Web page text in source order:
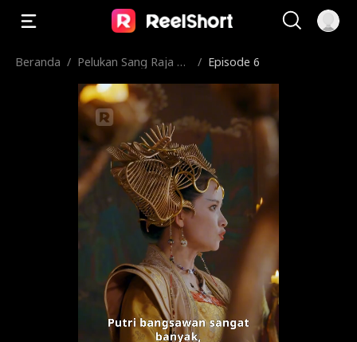
Beranda / Pelukan Sang Raja Ul
/ Episode 6